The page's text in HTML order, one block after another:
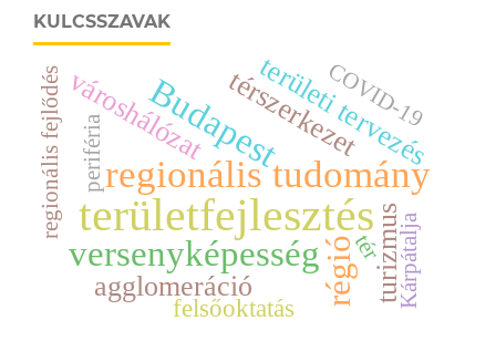
KULCSSZAVAK
területfejlesztés
regionális tudomány
versenyképesség
Budapest
régió
városhálózat területi tervezés
agglomeráció turizmus
térszerkezet
felsőoktatás
COVID-19
regionális fejlődés
tér
periféria
Kárpátalja